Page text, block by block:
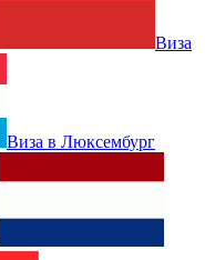
Виза
Виза в Люксембург